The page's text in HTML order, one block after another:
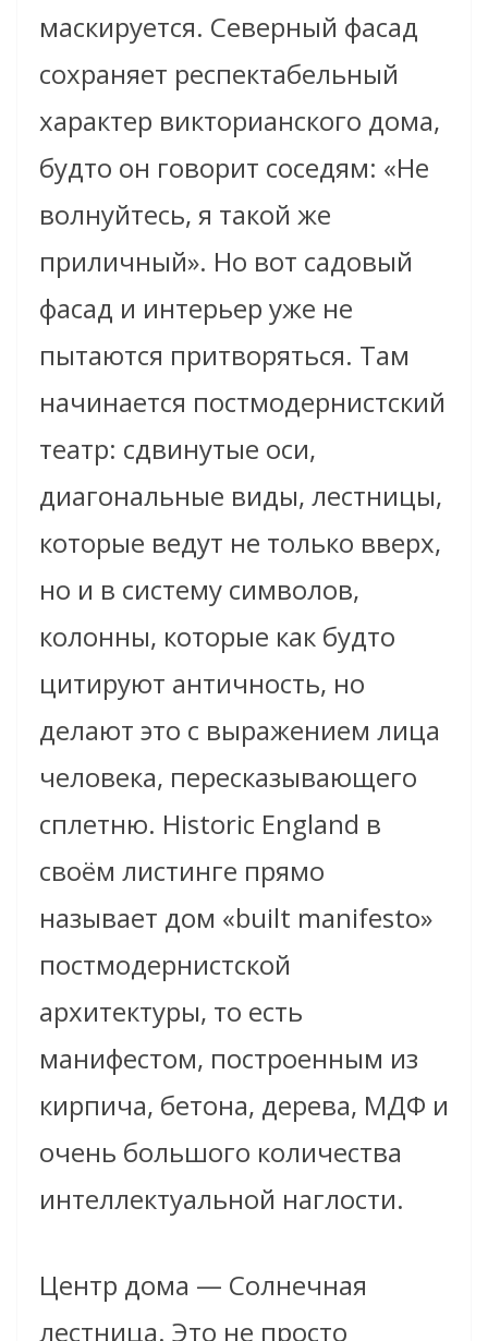
маскируется. Северный фасад
сохраняет респектабельный
характер викторианского дома,
будто он говорит соседям: «Не
волнуйтесь, я такой же
приличный». Но вот садовый
фасад и интерьер уже не
пытаются притворяться. Там
начинается постмодернистский
театр: сдвинутые оси,
диагональные виды, лестницы,
которые ведут не только вверх,
но и в систему символов,
колонны, которые как будто
цитируют античность, но
делают это с выражением лица
человека, пересказывающего
сплетню. Historic England в
своём листинге прямо
называет дом «built manifesto»
постмодернистской
архитектуры, то есть
манифестом, построенным из
кирпича, бетона, дерева, МДФ и
очень большого количества
интеллектуальной наглости.
Центр дома — Солнечная
лестница. Это не просто